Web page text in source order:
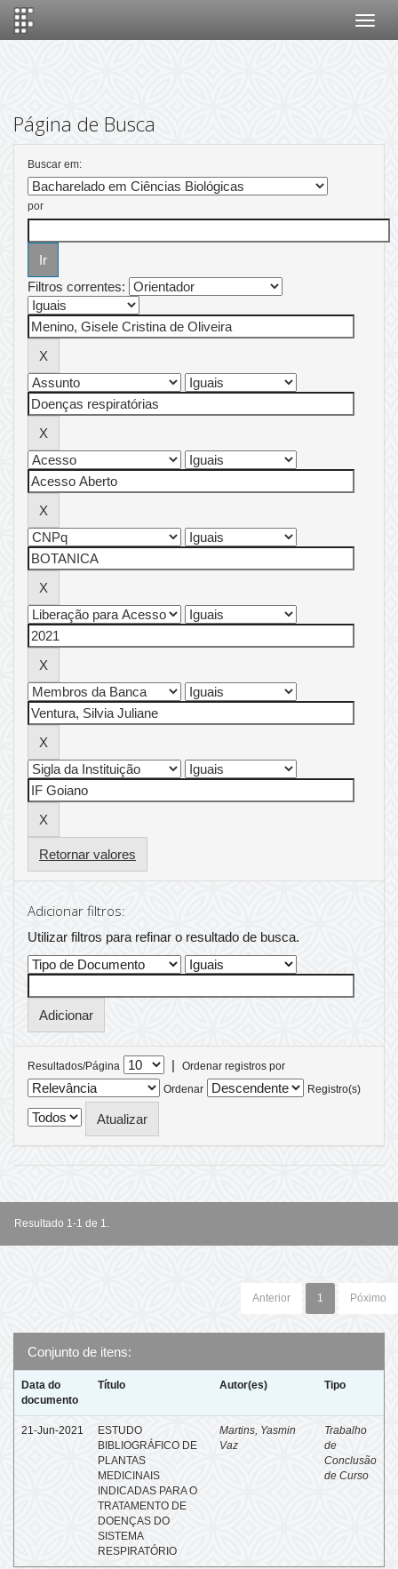
Página de Busca
Buscar em:
por
Filtros correntes:
Retornar valores
Adicionar filtros:
Utilizar filtros para refinar o resultado de busca.
Resultados/Página |
Ordenar registros por
Ordenar
Registro(s)
Resultado 1-1 de 1.
Anterior 1 Póximo
Conjunto de itens:
Data do
documento
Título Autor(es) Tipo
21-Jun-2021
ESTUDO
BIBLIOGRÁFICO DE
PLANTAS
MEDICINAIS
INDICADAS PARA O
TRATAMENTO DE
DOENÇAS DO
SISTEMA
RESPIRATÓRIO
Martins, Yasmin
Vaz
Trabalho
de
Conclusão
de Curso